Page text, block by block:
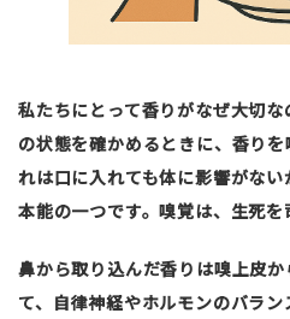
私たちにとって香りがなぜ大切
の状態を確かめるときに、香り
れは口に入れても体に影響がな
本能の一つです。嗅覚は、生死を
鼻から取り込んだ香りは嗅上皮
て、自律神経やホルモンのバラ